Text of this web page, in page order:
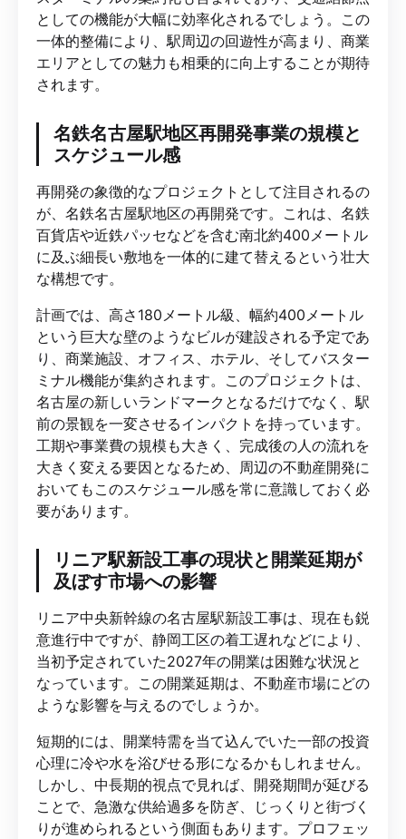
としての機能が大幅に効率化されるでしょう。この
一体的整備により、駅周辺の回遊性が高まり、商業
エリアとしての魅力も相乗的に向上することが期待
されます。
名鉄名古屋駅地区再開発事業の規模と
スケジュール感
再開発の象徴的なプロジェクトとして注目されるの
が、名鉄名古屋駅地区の再開発です。これは、名鉄
百貨店や近鉄パッセなどを含む南北約400メートル
に及ぶ細長い敷地を一体的に建て替えるという壮大
な構想です。
計画では、高さ180メートル級、幅約400メートル
という巨大な壁のようなビルが建設される予定であ
り、商業施設、オフィス、ホテル、そしてバスター
ミナル機能が集約されます。このプロジェクトは、
名古屋の新しいランドマークとなるだけでなく、駅
前の景観を一変させるインパクトを持っています。
工期や事業費の規模も大きく、完成後の人の流れを
大きく変える要因となるため、周辺の不動産開発に
おいてもこのスケジュール感を常に意識しておく必
要があります。
リニア駅新設工事の現状と開業延期が
及ぼす市場への影響
リニア中央新幹線の名古屋駅新設工事は、現在も鋭
意進行中ですが、静岡工区の着工遅れなどにより、
当初予定されていた2027年の開業は困難な状況と
なっています。この開業延期は、不動産市場にどの
ような影響を与えるのでしょうか。
短期的には、開業特需を当て込んでいた一部の投資
心理に冷や水を浴びせる形になるかもしれません。
しかし、中長期的視点で見れば、開発期間が延びる
ことで、急激な供給過多を防ぎ、じっくりと街づく
りが進められるという側面もあります。プロフェッ